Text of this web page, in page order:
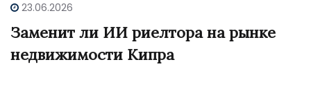
23.06.2026
Заменит ли ИИ риелтора на рынке
недвижимости Кипра